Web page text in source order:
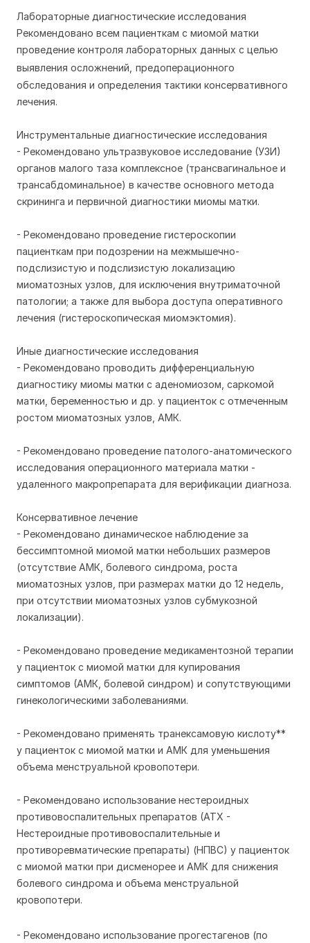
Лабораторные диагностические исследования
Рекомендовано всем пациенткам с миомой матки
проведение контроля лабораторных данных с целью
выявления осложнений, предоперационного
обследования и определения тактики консервативного
лечения.
Инструментальные диагностические исследования
- Рекомендовано ультразвуковое исследование (УЗИ)
органов малого таза комплексное (трансвагинальное и
трансабдоминальное) в качестве основного метода
скрининга и первичной диагностики миомы матки.
- Рекомендовано проведение гистероскопии
пациенткам при подозрении на межмышечно-
подслизистую и подслизистую локализацию
миоматозных узлов, для исключения внутриматочной
патологии; а также для выбора доступа оперативного
лечения (гистероскопическая миомэктомия).
Иные диагностические исследования
- Рекомендовано проводить дифференциальную
диагностику миомы матки с аденомиозом, саркомой
матки, беременностью и др. у пациенток с отмеченным
ростом миоматозных узлов, АМК.
- Рекомендовано проведение патолого-анатомического
исследования операционного материала матки -
удаленного макропрепарата для верификации диагноза.
Консервативное лечение
- Рекомендовано динамическое наблюдение за
бессимптомной миомой матки небольших размеров
(отсутствие АМК, болевого синдрома, роста
миоматозных узлов, при размерах матки до 12 недель,
при отсутствии миоматозных узлов субмукозной
локализации).
- Рекомендовано проведение медикаментозной терапии
у пациенток с миомой матки для купирования
симптомов (АМК, болевой синдром) и сопутствующими
гинекологическими заболеваниями.
- Рекомендовано применять транексамовую кислоту**
у пациенток с миомой матки и АМК для уменьшения
объема менструальной кровопотери.
- Рекомендовано использование нестероидных
противовоспалительных препаратов (АТХ -
Нестероидные противовоспалительные и
противоревматические препараты) (НПВС) у пациенток
с миомой матки при дисменорее и АМК для снижения
болевого синдрома и объема менструальной
кровопотери.
- Рекомендовано использование прогестагенов (по